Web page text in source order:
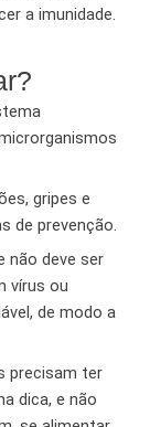
a imunidade.
gripes e
de prevenção.
não deve ser
vírus ou
de modo a
precisam ter
dica, e não